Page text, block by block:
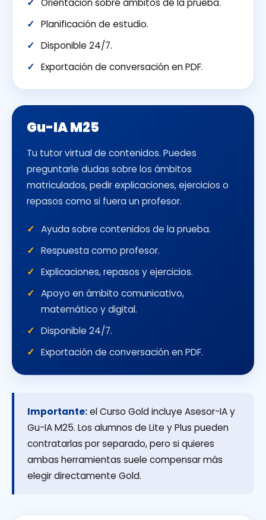
Orientación sobre ámbitos de la prueba.
Planificación de estudio.
Disponible 24/7.
Exportación de conversación en PDF.
Gu-IA M25
Tu tutor virtual de contenidos. Puedes
preguntarle dudas sobre los ámbitos
matriculados, pedir explicaciones, ejercicios o
repasos como si fuera un profesor.
Ayuda sobre contenidos de la prueba.
Respuesta como profesor.
Explicaciones, repasos y ejercicios.
Apoyo en ámbito comunicativo,
matemático y digital.
Disponible 24/7.
Exportación de conversación en PDF.
Importante:el Curso Gold incluye Asesor-IA y
Gu-IA M25. Los alumnos de Lite y Plus pueden
contratarlas por separado, pero si quieres
ambas herramientas suele compensar más
elegir directamente Gold.